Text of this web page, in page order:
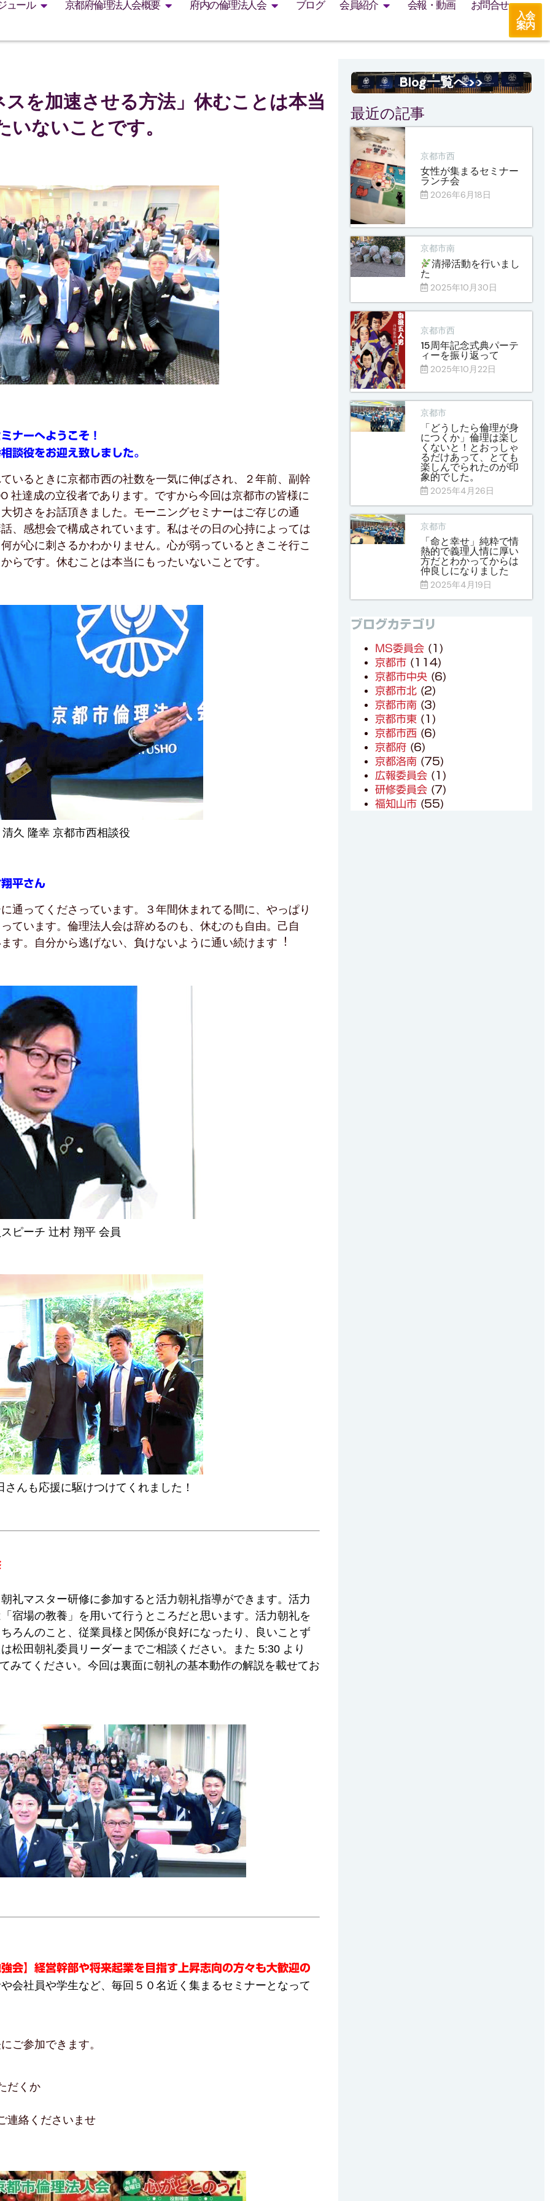
ュール 京都府倫理法人会概要 府内の倫理法人会 ブログ 会員紹介 会報・動画
お問合せ
入会
案内
を加速させる方法」休むことは本当
いないことです。
ナーへようこそ！
談役をお迎え致しました。
いるときに京都市西の社数を一気に伸ばされ、２年前、副幹
社達成の立役者であります。ですから今回は京都市の皆様に
切さをお話頂きました。モーニングセミナーはご存じの通
、感想会で構成されています。私はその日の心持によっては
が心に刺さるかわかりません。心が弱っているときこそ行こ
らです。休むことは本当にもったいないことです。
久 隆幸 京都市西相談役
平さん
通ってくださっています。３年間休まれてる間に、やっぱり
ています。倫理法人会は辞めるのも、休むのも自由。己自
す。自分から逃げない、負けないように通い続けます︕
ピーチ 辻村 翔平 会員
んも応援に駆けつけてくれました！
礼マスター研修に参加すると活力朝礼指導ができます。活力
宿場の教養」を用いて行うところだと思います。活力朝礼を
ろんのこと、従業員様と関係が良好になったり、良いことず
松田朝礼委員リーダーまでご相談ください。また 5:30 より
みてください。今回は裏面に朝礼の基本動作の解説を載せてお
会】経営幹部や将来起業を目指す上昇志向の方々も大歓迎の
会社員や学生など、毎回５０名近く集まるセミナーとなって
ご参加できます。
だくか
連絡くださいませ
Blog一覧へ>>
最近の記事
京都市西
女性が集まるセミナー
ランチ会
2026年6月18日
京都市南
清掃活動を行いまし
た
2025年10月30日
京都市西
15周年記念式典パーテ
ィーを振り返って
2025年10月22日
京都市
「どうしたら倫理が身
につくか」倫理は楽し
くないと！とおっしゃ
るだけあって、とても
楽しんでられたのが印
象的でした。
2025年4月26日
京都市
「命と幸せ」純粋で情
熱的で義理人情に厚い
方だとわかってからは
仲良しになりました
2025年4月19日
ブログカテゴリ
MS委員会 (1)
京都市 (114)
京都市中央 (6)
京都市北 (2)
京都市南 (3)
京都市東 (1)
京都市西 (6)
京都府 (6)
京都洛南 (75)
広報委員会 (1)
研修委員会 (7)
福知山市 (55)